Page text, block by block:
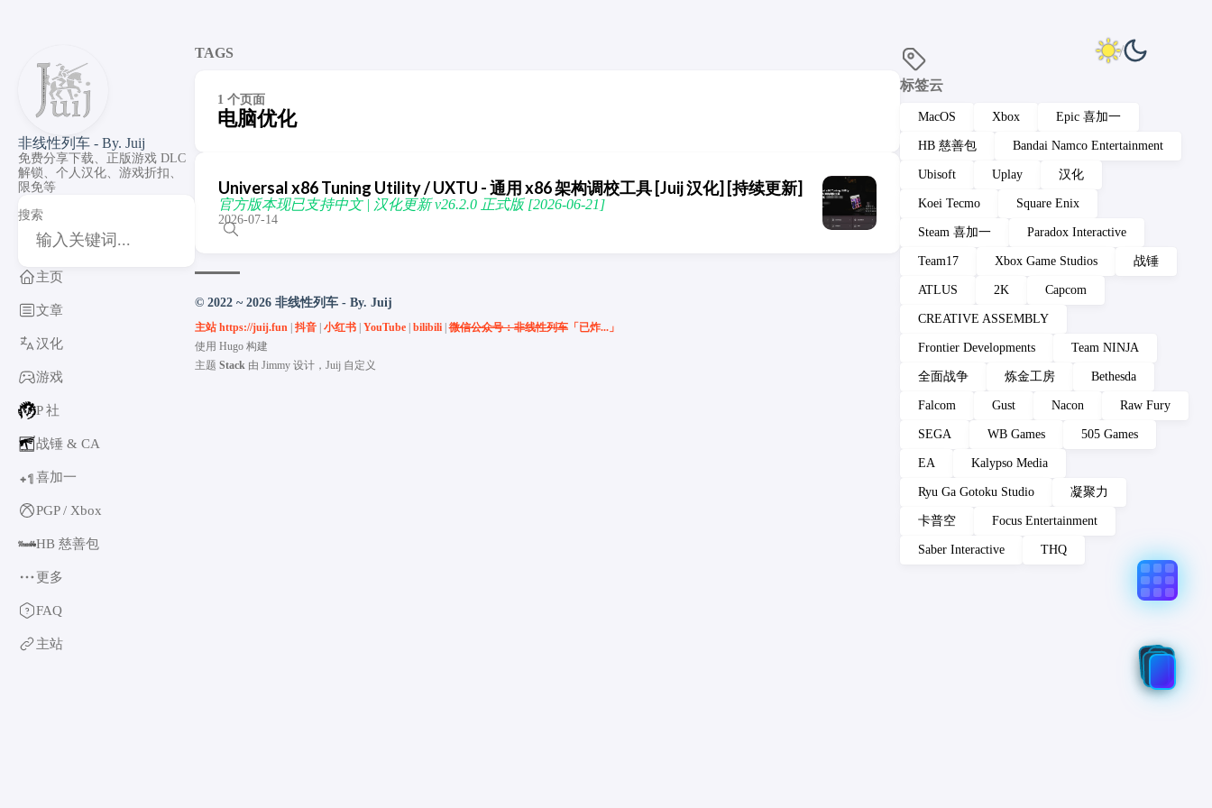
非线性列车 - By. Juij
免费分享下载、正版游戏 DLC
解锁、个人汉化、游戏折扣、
限免等
搜索
主页
文章
汉化
游戏
P 社
战锤 & CA
+1喜加一
PGP / Xbox
HB 慈善包
更多
FAQ
主站
标签云
MacOS Xbox Epic 喜加一
HB 慈善包 Bandai Namco Entertainment
Ubisoft Uplay 汉化
Koei Tecmo Square Enix
Steam 喜加一 Paradox Interactive
Team17 Xbox Game Studios 战锤
ATLUS 2K Capcom
CREATIVE ASSEMBLY
Frontier Developments Team NINJA
全面战争 炼金工房 Bethesda
Falcom Gust Nacon Raw Fury
SEGA WB Games 505 Games
EA Kalypso Media
Ryu Ga Gotoku Studio 凝聚力
卡普空 Focus Entertainment
Saber Interactive THQ
TAGS
1 个页面
电脑优化
Universal x86 Tuning Utility / UXTU - 通用 x86 架构调校工具 [Juij 汉化] [持续更新]
官方版本现已支持中文 | 汉化更新 v26.2.0 正式版 [2026-06-21]
2026-07-14
© 2022 ~ 2026 非线性列车 - By. Juij
主站 https://juij.fun| 抖音| 小红书| YouTube| bilibili|微信公众号：非线性列车「已炸...」
使用 Hugo构建
主题 Stack由 Jimmy设计，Juij 自定义